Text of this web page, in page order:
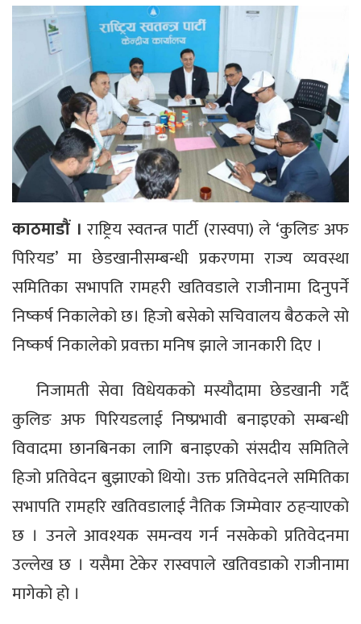
काठमाडौं । राष्ट्रिय स्वतन्त्र पार्टी (रास्वपा) ले ‘कुलिङ अफ
पिरियड’ मा छेडखानीसम्बन्धी प्रकरणमा राज्य व्यवस्था
समितिका सभापति रामहरी खतिवडाले राजीनामा दिनुपर्ने
निष्कर्ष निकालेको छ। हिजो बसेको सचिवालय बैठकले सो
निष्कर्ष निकालेको प्रवक्ता मनिष झाले जानकारी दिए ।
निजामती सेवा विधेयकको मस्यौदामा छेडखानी गर्दै
कुलिङ अफ पिरियडलाई निष्प्रभावी बनाइएको सम्बन्धी
विवादमा छानबिनका लागि बनाइएको संसदीय समितिले
हिजो प्रतिवेदन बुझाएको थियो। उक्त प्रतिवेदनले समितिका
सभापति रामहरि खतिवडालाई नैतिक जिम्मेवार ठहर्‍याएको
छ । उनले आवश्यक समन्वय गर्न नसकेको प्रतिवेदनमा
उल्लेख छ । यसैमा टेकेर रास्वपाले खतिवडाको राजीनामा
मागेको हो ।